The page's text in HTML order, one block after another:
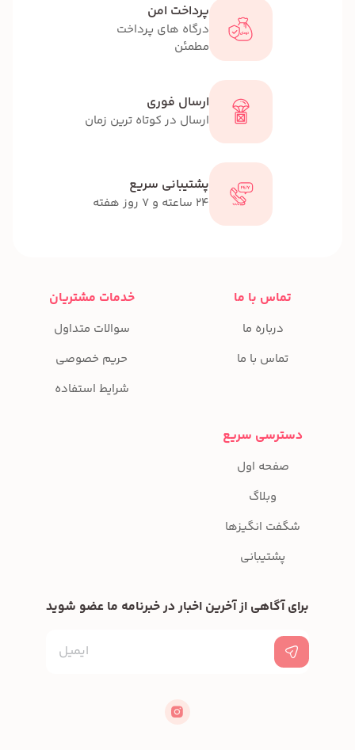
پرداخت امن
درگاه های پرداخت
مطمئن
ارسال فوری
ارسال در کوتاه ترین زمان
پشتیبانی سریع
24 ساعته و 7 روز هفته
تماس با ما
درباره ما
تماس با ما
خدمات مشتریان
سوالات متداول
حریم خصوصی
شرایط استفاده
دسترسی سریع
صفحه اول
وبلاگ
شگفت انگیزها
پشتیبانی
برای آگاهی از آخرین اخبار در خبرنامه ما عضو شوید